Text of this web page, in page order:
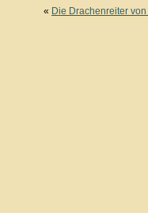
« Die Drachenreiter